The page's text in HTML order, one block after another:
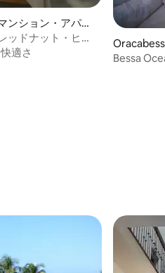
平均評価
ンション・アパー
ッドナット・ヒ
快適さ
ト
Bessa